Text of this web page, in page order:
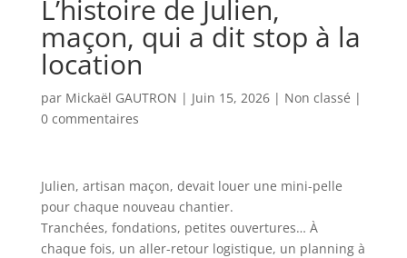
L’histoire de Julien,
maçon, qui a dit stop à la
location
par Mickaël GAUTRON | Juin 15, 2026| Non classé |
0 commentaires
Julien, artisan maçon, devait louer une mini-pelle
pour chaque nouveau chantier.
Tranchées, fondations, petites ouvertures… À
chaque fois, un aller-retour logistique, un planning à